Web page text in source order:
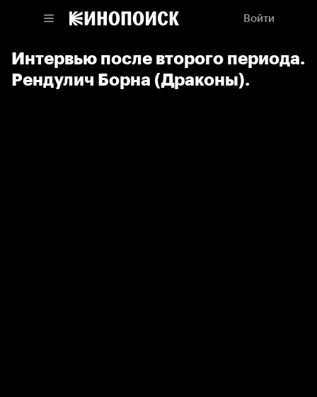
Войти
Интервью после второго периода.
Рендулич Борна (Драконы).